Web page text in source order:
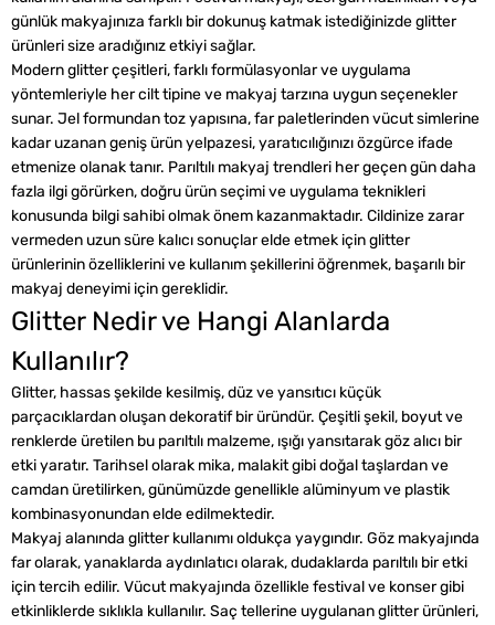
günlük makyajınıza farklı bir dokunuş katmak istediğinizde glitter
ürünleri size aradığınız etkiyi sağlar.
Modern glitter çeşitleri, farklı formülasyonlar ve uygulama
yöntemleriyle her cilt tipine ve makyaj tarzına uygun seçenekler
sunar. Jel formundan toz yapısına, far paletlerinden vücut simlerine
kadar uzanan geniş ürün yelpazesi, yaratıcılığınızı özgürce ifade
etmenize olanak tanır. Parıltılı makyaj trendleri her geçen gün daha
fazla ilgi görürken, doğru ürün seçimi ve uygulama teknikleri
konusunda bilgi sahibi olmak önem kazanmaktadır. Cildinize zarar
vermeden uzun süre kalıcı sonuçlar elde etmek için glitter
ürünlerinin özelliklerini ve kullanım şekillerini öğrenmek, başarılı bir
makyaj deneyimi için gereklidir.
Glitter Nedir ve Hangi Alanlarda
Kullanılır?
Glitter, hassas şekilde kesilmiş, düz ve yansıtıcı küçük
parçacıklardan oluşan dekoratif bir üründür. Çeşitli şekil, boyut ve
renklerde üretilen bu parıltılı malzeme, ışığı yansıtarak göz alıcı bir
etki yaratır. Tarihsel olarak mika, malakit gibi doğal taşlardan ve
camdan üretilirken, günümüzde genellikle alüminyum ve plastik
kombinasyonundan elde edilmektedir.
Makyaj alanında glitter kullanımı oldukça yaygındır. Göz makyajında
far olarak, yanaklarda aydınlatıcı olarak, dudaklarda parıltılı bir etki
için tercih edilir. Vücut makyajında özellikle festival ve konser gibi
etkinliklerde sıklıkla kullanılır. Saç tellerine uygulanan glitter ürünleri,